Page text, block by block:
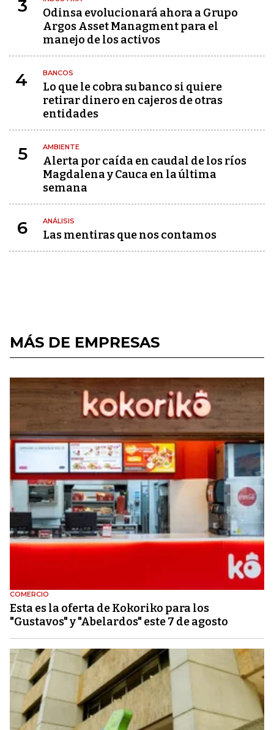
3
Odinsa evolucionará ahora a Grupo
Argos Asset Managment para el
manejo de los activos
4 BANCOS
Lo que le cobra su banco si quiere
retirar dinero en cajeros de otras
entidades
5 AMBIENTE
Alerta por caída en caudal de los ríos
Magdalena y Cauca en la última
semana
6 ANÁLISIS
Las mentiras que nos contamos
MÁS DE EMPRESAS
COMERCIO
Esta es la oferta de Kokoriko para los
"Gustavos" y "Abelardos" este 7 de agosto